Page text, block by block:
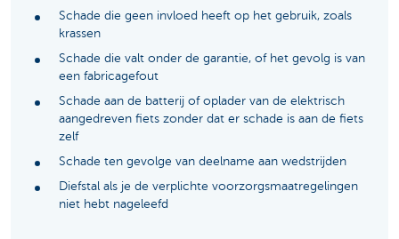
Schade die geen invloed heeft op het gebruik, zoals
krassen
Schade die valt onder de garantie, of het gevolg is van
een fabricagefout
Schade aan de batterij of oplader van de elektrisch
aangedreven fiets zonder dat er schade is aan de fiets
zelf
Schade ten gevolge van deelname aan wedstrijden
Diefstal als je de verplichte voorzorgsmaatregelingen
niet hebt nageleefd